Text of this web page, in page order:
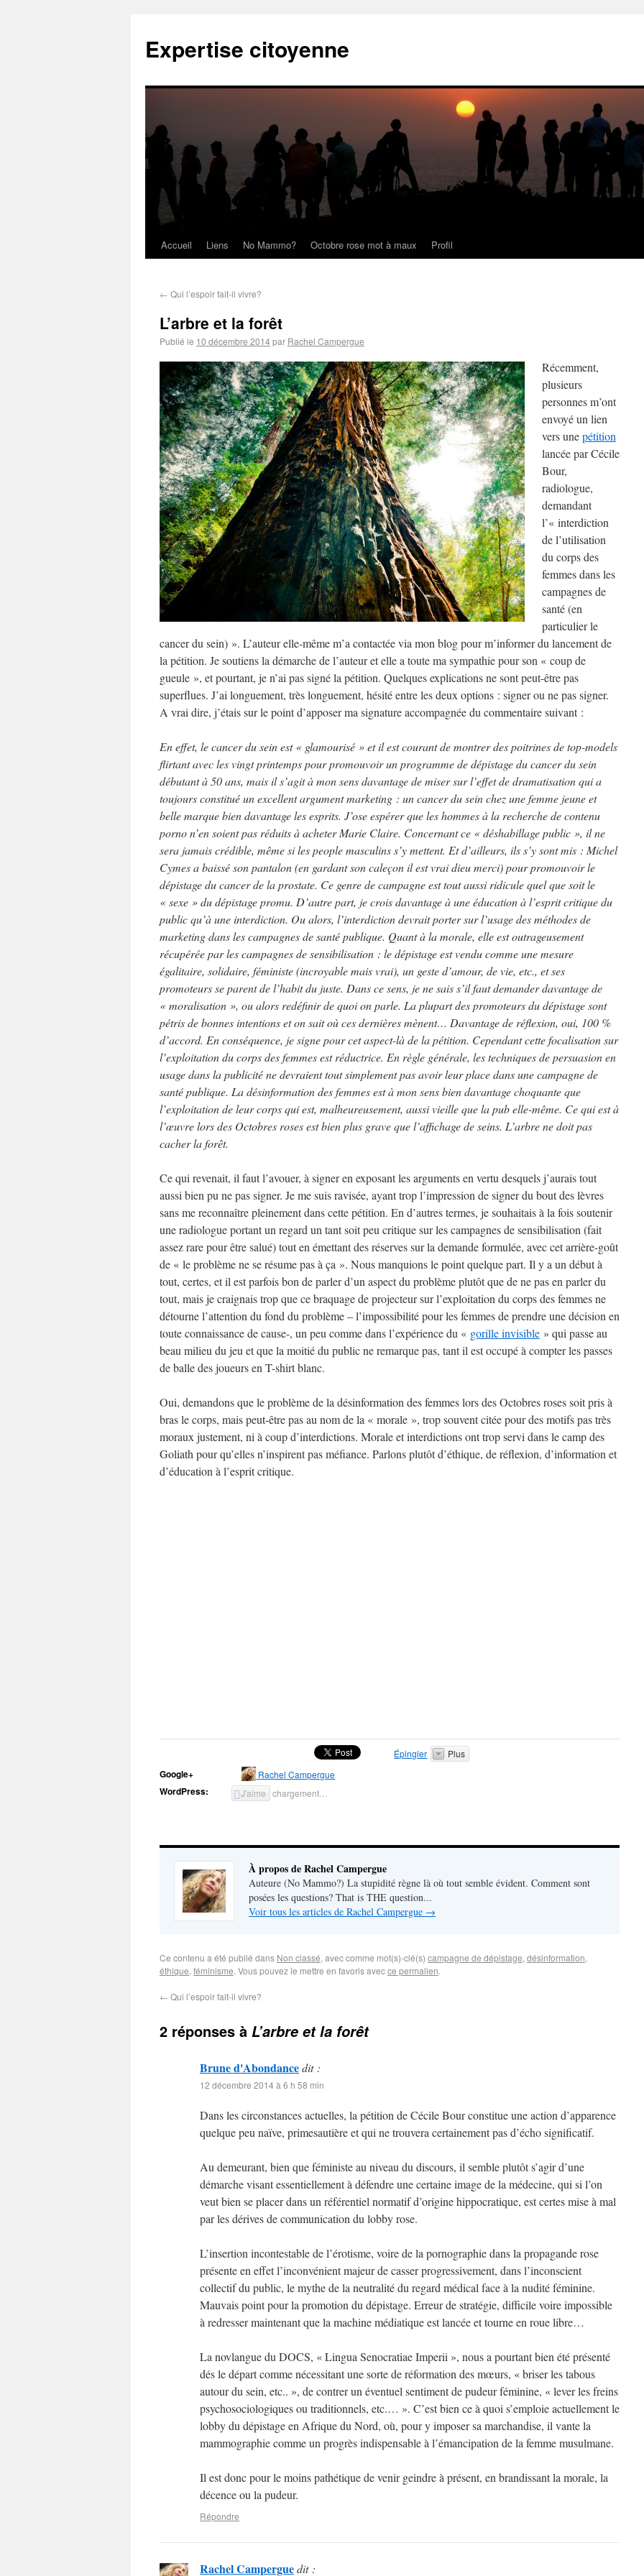
Expertise citoyenne
Accueil Liens No Mammo? Octobre rose mot à maux Profil
← Qui l’espoir fait-il vivre?
L’arbre et la forêt
Publié le 10 décembre 2014par Rachel Campergue
Récemment,
plusieurs
personnes m’ont
envoyé un lien
vers unepétition
lancée par Cécile
Bour,
radiologue,
demandant
l’« interdiction
de l’utilisation
du corps des
femmes dans les
campagnes de
santé (en
particulier le
cancer du sein) ». L’auteur elle-même m’a contactée via mon blog pour m’informer du lancement de
la pétition. Je soutiens la démarche de l’auteur et elle a toute ma sympathie pour son « coup de
gueule », et pourtant, je n’ai pas signé la pétition. Quelques explications ne sont peut-être pas
superflues. J’ai longuement, très longuement, hésité entre les deux options : signer ou ne pas signer.
A vrai dire, j’étais sur le point d’apposer ma signature accompagnée du commentaire suivant :
En effet, le cancer du sein est « glamourisé » et il est courant de montrer des poitrines de top-models
flirtant avec les vingt printemps pour promouvoir un programme de dépistage du cancer du sein
débutant à 50 ans, mais il s’agit à mon sens davantage de miser sur l’effet de dramatisation qui a
toujours constitué un excellent argument marketing : un cancer du sein chez une femme jeune et
belle marque bien davantage les esprits. J’ose espérer que les hommes à la recherche de contenu
porno n’en soient pas réduits à acheter Marie Claire. Concernant ce « déshabillage public », il ne
sera jamais crédible, même si les people masculins s’y mettent. Et d’ailleurs, ils s’y sont mis : Michel
Cymes a baissé son pantalon (en gardant son caleçon il est vrai dieu merci) pour promouvoir le
dépistage du cancer de la prostate. Ce genre de campagne est tout aussi ridicule quel que soit le
« sexe » du dépistage promu. D’autre part, je crois davantage à une éducation à l’esprit critique du
public qu’à une interdiction. Ou alors, l’interdiction devrait porter sur l’usage des méthodes de
marketing dans les campagnes de santé publique. Quant à la morale, elle est outrageusement
récupérée par les campagnes de sensibilisation : le dépistage est vendu comme une mesure
égalitaire, solidaire, féministe (incroyable mais vrai), un geste d’amour, de vie, etc., et ses
promoteurs se parent de l’habit du juste. Dans ce sens, je ne sais s’il faut demander davantage de
« moralisation », ou alors redéfinir de quoi on parle. La plupart des promoteurs du dépistage sont
pétris de bonnes intentions et on sait où ces dernières mènent… Davantage de réflexion, oui, 100 %
d’accord. En conséquence, je signe pour cet aspect-là de la pétition. Cependant cette focalisation sur
l’exploitation du corps des femmes est réductrice. En règle générale, les techniques de persuasion en
usage dans la publicité ne devraient tout simplement pas avoir leur place dans une campagne de
santé publique. La désinformation des femmes est à mon sens bien davantage choquante que
l’exploitation de leur corps qui est, malheureusement, aussi vieille que la pub elle-même. Ce qui est à
l’œuvre lors des Octobres roses est bien plus grave que l’affichage de seins. L’arbre ne doit pas
cacher la forêt.
Ce qui revenait, il faut l’avouer, à signer en exposant les arguments en vertu desquels j’aurais tout
aussi bien pu ne pas signer. Je me suis ravisée, ayant trop l’impression de signer du bout des lèvres
sans me reconnaître pleinement dans cette pétition. En d’autres termes, je souhaitais à la fois soutenir
une radiologue portant un regard un tant soit peu critique sur les campagnes de sensibilisation (fait
assez rare pour être salué) tout en émettant des réserves sur la demande formulée, avec cet arrière-goût
de « le problème ne se résume pas à ça ». Nous manquions le point quelque part. Il y a un début à
tout, certes, et il est parfois bon de parler d’un aspect du problème plutôt que de ne pas en parler du
tout, mais je craignais trop que ce braquage de projecteur sur l’exploitation du corps des femmes ne
détourne l’attention du fond du problème – l’impossibilité pour les femmes de prendre une décision en
toute connaissance de cause-, un peu comme dans l’expérience du « gorille invisible » qui passe au
beau milieu du jeu et que la moitié du public ne remarque pas, tant il est occupé à compter les passes
de balle des joueurs en T-shirt blanc.
Oui, demandons que le problème de la désinformation des femmes lors des Octobres roses soit pris à
bras le corps, mais peut-être pas au nom de la « morale », trop souvent citée pour des motifs pas très
moraux justement, ni à coup d’interdictions. Morale et interdictions ont trop servi dans le camp des
Goliath pour qu’elles n’inspirent pas méfiance. Parlons plutôt d’éthique, de réflexion, d’information et
d’éducation à l’esprit critique.
Épingler Plus
Google+ Rachel Campergue
WordPress: J'aime chargement…
À propos de Rachel Campergue
Auteure (No Mammo?) La stupidité règne là où tout semble évident. Comment sont
posées les questions? That is THE question...
Voir tous les articles de Rachel Campergue →
Ce contenu a été publié dans Non classé, avec comme mot(s)-clé(s) campagne de dépistage, désinformation,
éthique, féminisme. Vous pouvez le mettre en favoris avecce permalien.
← Qui l’espoir fait-il vivre?
2 réponses à L’arbre et la forêt
Brune d'Abondancedit :
12 décembre 2014 à 6 h 58 min
Dans les circonstances actuelles, la pétition de Cécile Bour constitue une action d’apparence
quelque peu naïve, primesautière et qui ne trouvera certainement pas d’écho significatif.
Au demeurant, bien que féministe au niveau du discours, il semble plutôt s’agir d’une
démarche visant essentiellement à défendre une certaine image de la médecine, qui si l’on
veut bien se placer dans un référentiel normatif d’origine hippocratique, est certes mise à mal
par les dérives de communication du lobby rose.
L’insertion incontestable de l’érotisme, voire de la pornographie dans la propagande rose
présente en effet l’inconvénient majeur de casser progressivement, dans l’inconscient
collectif du public, le mythe de la neutralité du regard médical face à la nudité féminine.
Mauvais point pour la promotion du dépistage. Erreur de stratégie, difficile voire impossible
à redresser maintenant que la machine médiatique est lancée et tourne en roue libre…
La novlangue du DOCS, « Lingua Senocratiae Imperii », nous a pourtant bien été présenté
dés le départ comme nécessitant une sorte de réformation des mœurs, « briser les tabous
autour du sein, etc.. », de contrer un éventuel sentiment de pudeur féminine, « lever les freins
psychosociologiques ou traditionnels, etc.… ». C’est bien ce à quoi s’emploie actuellement le
lobby du dépistage en Afrique du Nord, où, pour y imposer sa marchandise, il vante la
mammographie comme un progrès indispensable à l’émancipation de la femme musulmane.
Il est donc pour le moins pathétique de venir geindre à présent, en brandissant la morale, la
décence ou la pudeur.
Répondre
Rachel Camperguedit :